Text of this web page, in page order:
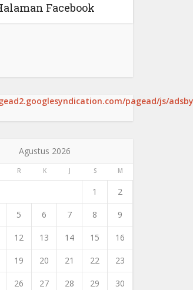
Facebook
pagead/js/
Agustus 2026
R K J S M
1 2
5 6 7 8 9
12 13 14 15 16
19 20 21 22 23
26 27 28 29 30